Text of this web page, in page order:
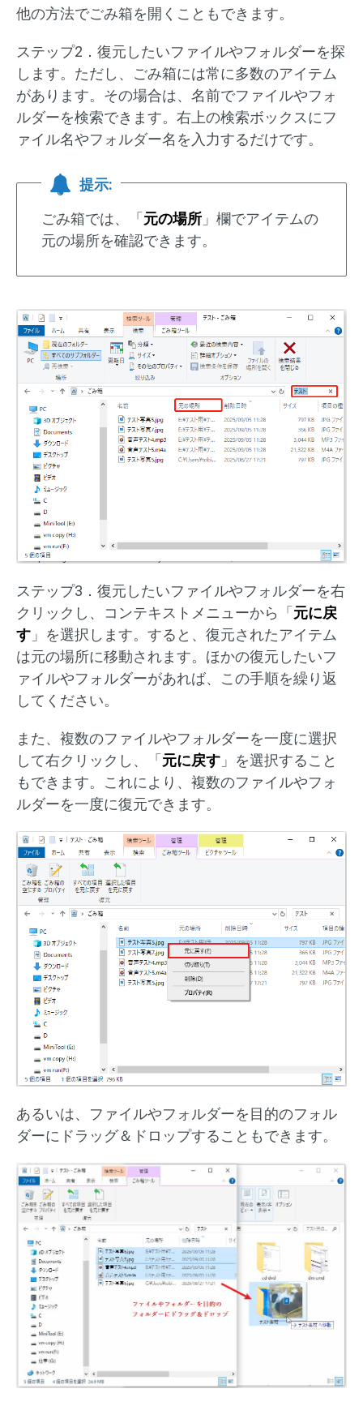
他の方法でごみ箱を開くこともできます。
ステップ2．復元したいファイルやフォルダーを探
します。ただし、ごみ箱には常に多数のアイテム
があります。その場合は、名前でファイルやフォ
ルダーを検索できます。右上の検索ボックスにフ
ァイル名やフォルダー名を入力するだけです。
提示:
ごみ箱では、「 元の場所 」欄でアイテムの
元の場所を確認できます。
ステップ3．復元したいファイルやフォルダーを右
クリックし、コンテキストメニューから「 元に戻
す 」を選択します。すると、復元されたアイテム
は元の場所に移動されます。ほかの復元したいフ
ァイルやフォルダーがあれば、この手順を繰り返
してください。
また、複数のファイルやフォルダーを一度に選択
して右クリックし、「 元に戻す 」を選択すること
もできます。これにより、複数のファイルやフォ
ルダーを一度に復元できます。
あるいは、ファイルやフォルダーを目的のフォル
ダーにドラッグ＆ドロップすることもできます。